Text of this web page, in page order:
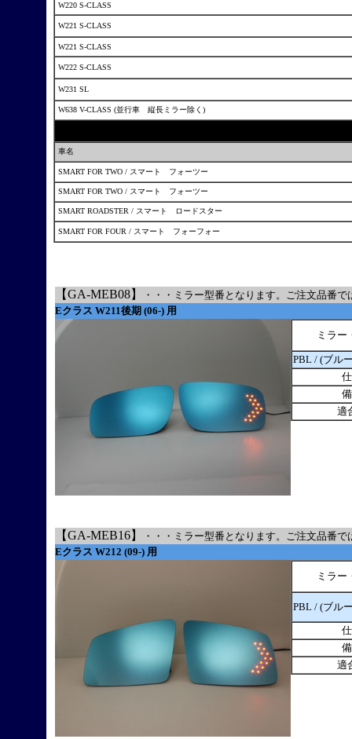
W220 S-CLASS
W221 S-CLASS
W221 S-CLASS
W222 S-CLASS
W231 SL
W638 V-CLASS (並行車 縦長ミラー除く)
車名
SMART FOR TWO / スマート フォーツー
SMART FOR TWO / スマート フォーツー
SMART ROADSTER / スマート ロードスター
SMART FOR FOUR / スマート フォーフォー
【GA-MEB08】
・・・ミラー型番となります。ご注文品番で
Eクラス W211後期 (06-) 用
ミラー
PBL / (ブル
適
【GA-MEB16】
・・・ミラー型番となります。ご注文品番で
Eクラス W212 (09-) 用
ミラー
PBL / (ブル
適